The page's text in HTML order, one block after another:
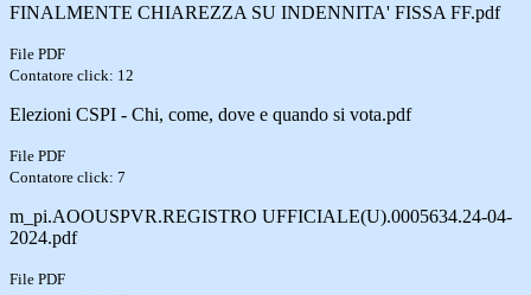
FINALMENTE CHIAREZZA SU INDENNITA' FISSA FF.pdf
File PDF
Contatore click: 12
Elezioni CSPI - Chi, come, dove e quando si vota.pdf
File PDF
Contatore click: 7
m_pi.AOOUSPVR.REGISTRO UFFICIALE(U).0005634.24-04-
2024.pdf
File PDF